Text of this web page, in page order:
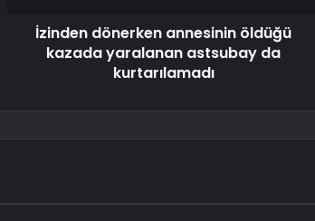
İzinden dönerken annesinin öldüğü
kazada yaralanan astsubay da
kurtarılamadı